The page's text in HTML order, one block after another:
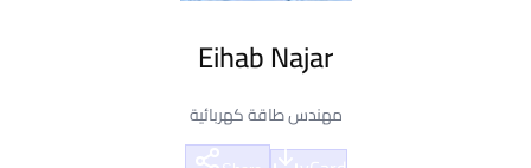
Eihab Najar
مهندس طاقة كهربائية